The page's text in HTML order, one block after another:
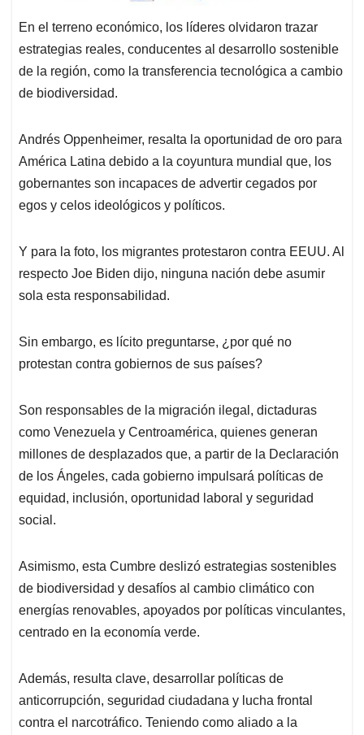
En el terreno económico, los líderes olvidaron trazar
estrategias reales, conducentes al desarrollo sostenible
de la región, como la transferencia tecnológica a cambio
de biodiversidad.
Andrés Oppenheimer, resalta la oportunidad de oro para
América Latina debido a la coyuntura mundial que, los
gobernantes son incapaces de advertir cegados por
egos y celos ideológicos y políticos.
Y para la foto, los migrantes protestaron contra EEUU. Al
respecto Joe Biden dijo, ninguna nación debe asumir
sola esta responsabilidad.
Sin embargo, es lícito preguntarse, ¿por qué no
protestan contra gobiernos de sus países?
Son responsables de la migración ilegal, dictaduras
como Venezuela y Centroamérica, quienes generan
millones de desplazados que, a partir de la Declaración
de los Ángeles, cada gobierno impulsará políticas de
equidad, inclusión, oportunidad laboral y seguridad
social.
Asimismo, esta Cumbre deslizó estrategias sostenibles
de biodiversidad y desafíos al cambio climático con
energías renovables, apoyados por políticas vinculantes,
centrado en la economía verde.
Además, resulta clave, desarrollar políticas de
anticorrupción, seguridad ciudadana y lucha frontal
contra el narcotráfico. Teniendo como aliado a la